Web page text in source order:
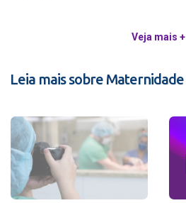
Veja mais +
Leia mais sobre Maternidade